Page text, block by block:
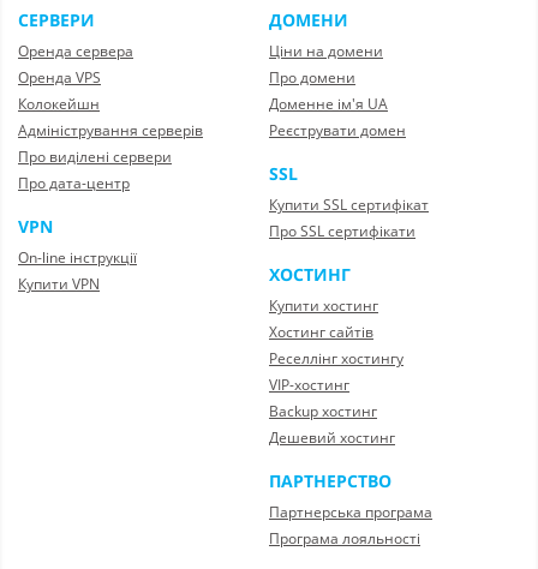
СЕРВЕРИ
Оренда сервера
Оренда VPS
Колокейшн
Адміністрування серверів
Про виділені сервери
Про дата-центр
VPN
On-line інструкції
Купити VPN
ДОМЕНИ
Ціни на домени
Про домени
Доменне ім'я UA
Реєструвати домен
SSL
Купити SSL сертифікат
Про SSL сертифікати
ХОСТИНГ
Купити хостинг
Хостинг сайтів
Реселлінг хостингу
VIP-хостинг
Backup хостинг
Дешевий хостинг
ПАРТНЕРСТВО
Партнерська програма
Програма лояльності